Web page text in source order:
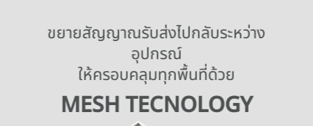
ขยายสัญญาณรับส่งไปกลับระหว่าง
อุปกรณ์
ให้ครอบคลุมทุกพื้นที่ด้วย
MESH TECNOLOGY